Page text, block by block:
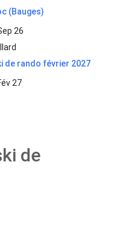
(Bauges)
26
de rando février 2027
27
de